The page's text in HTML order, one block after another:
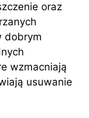
oraz
dobrym
wzmacniają
usuwanie